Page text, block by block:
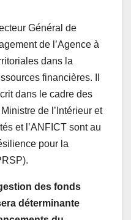
Général de
de l’Agence à
dans la
financières. Il
dans le cadre des
de l’Intérieur et
et l’ANFICT sont au
pour la
des fonds
déterminante